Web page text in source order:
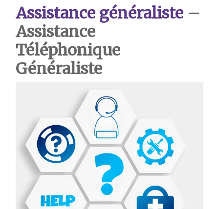
Assistance généraliste –
Assistance
Téléphonique
Généraliste